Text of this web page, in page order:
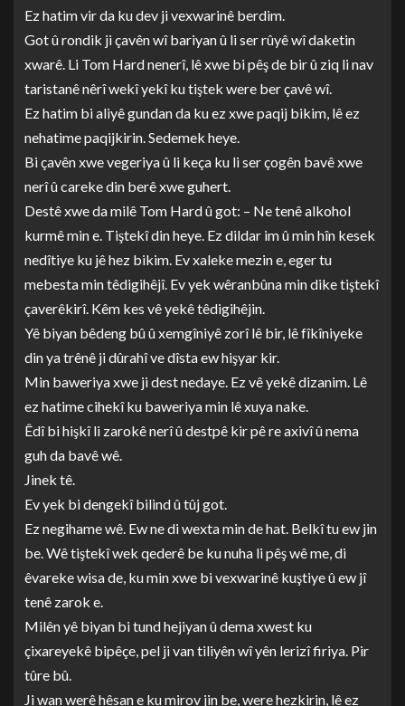
Ez hatim vir da ku dev ji vexwarinê berdim.
Got û rondik ji çavên wî bariyan û li ser rûyê wî daketin
xwarê. Li Tom Hard nenerî, lê xwe bi pêş de bir û ziq li nav
taristanê nêrî wekî yekî ku tiştek were ber çavê wî.
Ez hatim bi aliyê gundan da ku ez xwe paqij bikim, lê ez
nehatime paqijkirin. Sedemek heye.
Bi çavên xwe vegeriya û li keça ku li ser çogên bavê xwe
nerî û careke din berê xwe guhert.
Destê xwe da milê Tom Hard û got: – Ne tenê alkohol
kurmê min e. Tiştekî din heye. Ez dildar im û min hîn kesek
nedîtiye ku jê hez bikim. Ev xaleke mezin e, eger tu
mebesta min têdigihêjî. Ev yek wêranbûna min dike tiştekî
çaverêkirî. Kêm kes vê yekê têdigihêjin.
Yê biyan bêdeng bû û xemgîniyê zorî lê bir, lê fîkîniyeke
din ya trênê ji dûrahî ve dîsta ew hişyar kir.
Min baweriya xwe ji dest nedaye. Ez vê yekê dizanim. Lê
ez hatime cihekî ku baweriya min lê xuya nake.
Êdî bi hişkî li zarokê nerî û destpê kir pê re axivî û nema
guh da bavê wê.
Jinek tê.
Ev yek bi dengekî bilind û tûj got.
Ez negihame wê. Ew ne di wexta min de hat. Belkî tu ew jin
be. Wê tiştekî wek qederê be ku nuha li pêş wê me, di
êvareke wisa de, ku min xwe bi vexwarinê kuştiye û ew jî
tenê zarok e.
Milên yê biyan bi tund hejiyan û dema xwest ku
çixareyekê bipêçe, pel ji van tiliyên wî yên lerizî firiya. Pir
tûre bû.
Ji wan werê hêsan e ku mirov jin be, were hezkirin, lê ez